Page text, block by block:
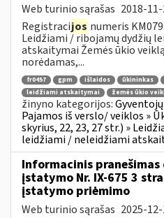
Web turinio sąrašas 2018-
Registracijos numeris
Leidžiami / ribojamų dydžių
atskaitymai Žemės ūkio
norėdamas,...
fr0457 gpm išlaidos ūkininkas
leidžiami atskaitymai
žemės ūkio
žinyno kategorijos:
Pajamos iš verslo/ veiklos »
skyrius, 22, 23, 27 str.) »
leidžiami / neleidžiami
Informacinis pranešimas
įstatymo Nr. IX-675 3
įstatymo priėmimo
Web turinio sąrašas 2025-